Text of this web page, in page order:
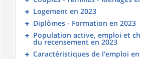
Logement en 2023
Diplômes - Formation en 2023
Population active, emploi et
du recensement en 2023
Caractéristiques de l'emploi en